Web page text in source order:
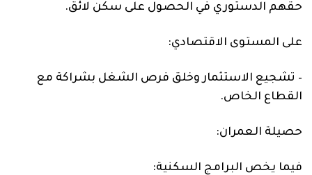
حقهم الدستوري في الحصول على سكن لائق.
على المستوى الاقتصادي:
– تشجيع الاستثمار وخلق فرص الشغل بشراكة مع
القطاع الخاص.
حصيلة العمران:
فيما يخص البرامج السكنية: